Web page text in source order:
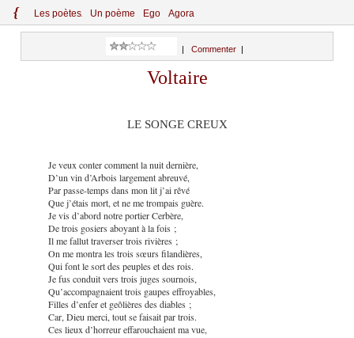
{ Les poètes Un poème Ego Agora
Commenter
Voltaire
LE SONGE CREUX
Je veux conter comment la nuit dernière,
D’un vin d’Arbois largement abreuvé,
Par passe-temps dans mon lit j’ai rêvé
Que j’étais mort, et ne me trompais guère.
Je vis d’abord notre portier Cerbère,
De trois gosiers aboyant à la fois ;
Il me fallut traverser trois rivières ;
On me montra les trois sœurs filandières,
Qui font le sort des peuples et des rois.
Je fus conduit vers trois juges sournois,
Qu’accompagnaient trois gaupes effroyables,
Filles d’enfer et geôlières des diables ;
Car, Dieu merci, tout se faisait par trois.
Ces lieux d’horreur effarouchaient ma vue,